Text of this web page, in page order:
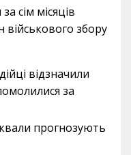
сім місяців
збору
відзначили
за
прогнозують